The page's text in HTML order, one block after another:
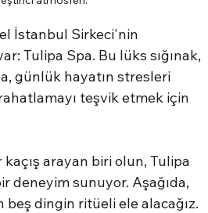
İstanbul Sirkeci'nin
Tulipa Spa. Bu lüks sığınak,
günlük hayatın stresleri
teşvik etmek için
arayan biri olun, Tulipa
deneyim sunuyor. Aşağıda,
beş dingin ritüeli ele alacağız.